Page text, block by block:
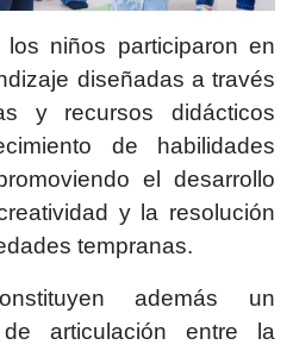
niños participaron en
diseñadas a través
y recursos didácticos
de habilidades
el desarrollo
y la resolución
tempranas.
además un
articulación entre la